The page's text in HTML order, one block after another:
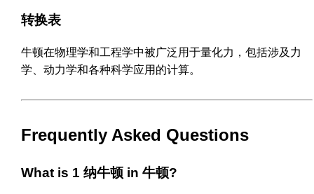
转换表
牛顿在物理学和工程学中被广泛用于量化力，包括涉及力
学、动力学和各种科学应用的计算。
Frequently Asked Questions
What is 1 纳牛顿 in 牛顿?